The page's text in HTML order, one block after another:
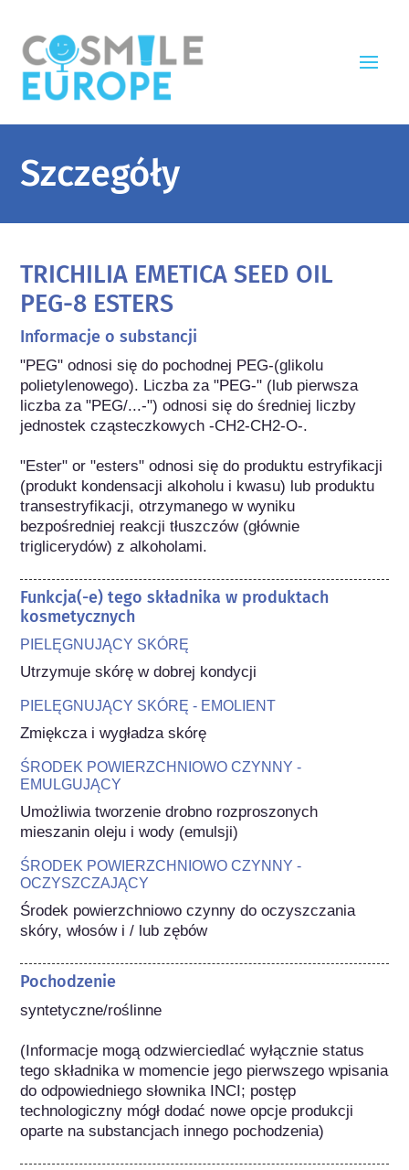
Szczegóły
TRICHILIA EMETICA SEED OIL
PEG-8 ESTERS
Informacje o substancji
"PEG" odnosi się do pochodnej PEG-(glikolu
polietylenowego). Liczba za "PEG-" (lub pierwsza
liczba za "PEG/...-") odnosi się do średniej liczby
jednostek cząsteczkowych -CH2-CH2-O-.
"Ester" or "esters" odnosi się do produktu estryfikacji
(produkt kondensacji alkoholu i kwasu) lub produktu
transestryfikacji, otrzymanego w wyniku
bezpośredniej reakcji tłuszczów (głównie
triglicerydów) z alkoholami.
Funkcja(-e) tego składnika w produktach
kosmetycznych
PIELĘGNUJĄCY SKÓRĘ
Utrzymuje skórę w dobrej kondycji
PIELĘGNUJĄCY SKÓRĘ - EMOLIENT
Zmiękcza i wygładza skórę
ŚRODEK POWIERZCHNIOWO CZYNNY -
EMULGUJĄCY
Umożliwia tworzenie drobno rozproszonych
mieszanin oleju i wody (emulsji)
ŚRODEK POWIERZCHNIOWO CZYNNY -
OCZYSZCZAJĄCY
Środek powierzchniowo czynny do oczyszczania
skóry, włosów i / lub zębów
Pochodzenie
syntetyczne/roślinne
(Informacje mogą odzwierciedlać wyłącznie status
tego składnika w momencie jego pierwszego wpisania
do odpowiedniego słownika INCI; postęp
technologiczny mógł dodać nowe opcje produkcji
oparte na substancjach innego pochodzenia)